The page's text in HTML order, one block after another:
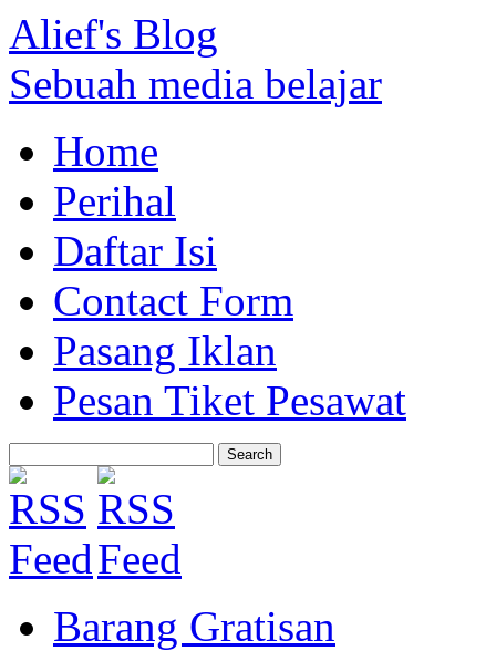
Alief's Blog
Sebuah media belajar
Home
Perihal
Daftar Isi
Contact Form
Pasang Iklan
Pesan Tiket Pesawat
Barang Gratisan